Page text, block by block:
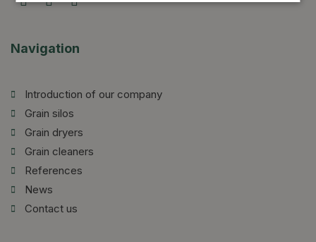
Navigation
Introduction of our company
Grain silos
Grain dryers
Grain cleaners
References
News
Contact us